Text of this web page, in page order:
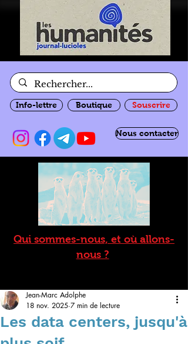
Info-lettre Boutique Souscrire
Nous contacter
Qui sommes-nous, et où allons-
nous ?
Les data centers, jusqu'à
Jean-Marc Adolphe
18 nov. 2025 7 min de lecture